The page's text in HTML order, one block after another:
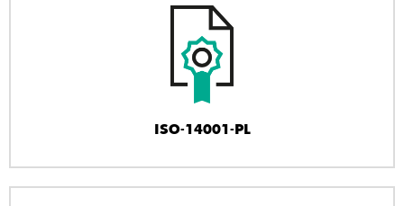
ISO-14001-PL